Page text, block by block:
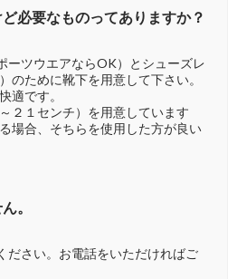
必要なものってありますか？
ーツウエアならOK）とシューズレ
のために靴下を用意して下さい。
適です。
２１センチ）を用意しています
場合、そちらを使用した方が良い
。
ださい。お電話をいただければご